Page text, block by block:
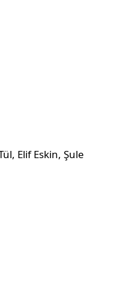
Elif Eskin, Şule